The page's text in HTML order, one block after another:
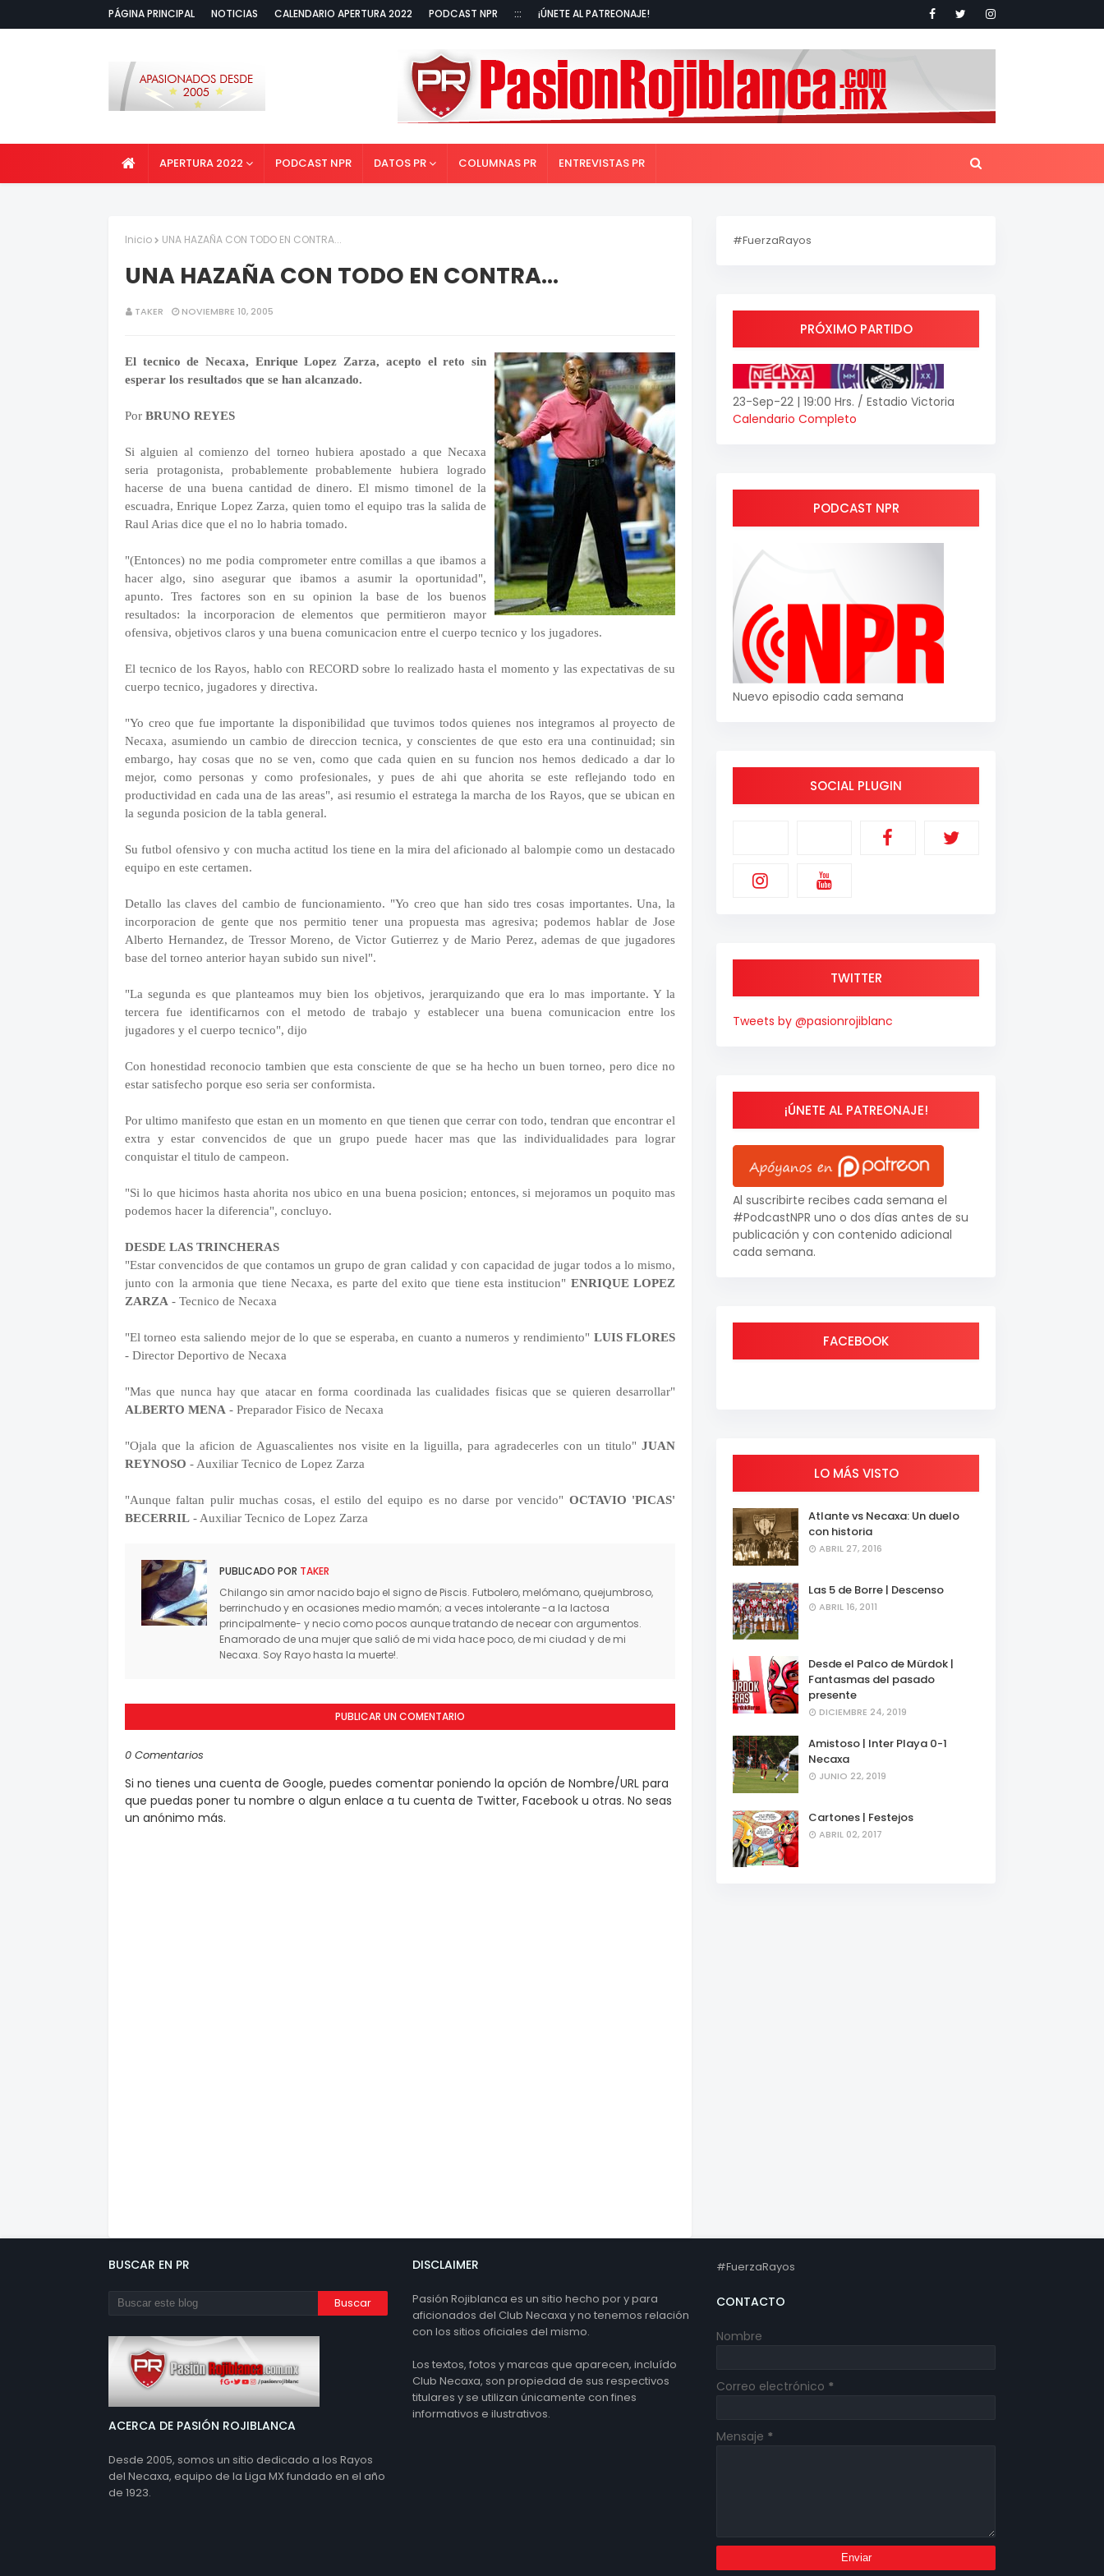
PÁGINA PRINCIPAL NOTICIAS CALENDARIO APERTURA 2022 PODCAST NPR ::: ¡ÚNETE AL PATREONAJE!
APERTURA 2022 PODCAST NPR DATOS PR COLUMNAS PR ENTREVISTAS PR
Inicio UNA HAZAÑA CON TODO EN CONTRA...
UNA HAZAÑA CON TODO EN CONTRA...
TAKER NOVIEMBRE 10, 2005
El tecnico de Necaxa, Enrique Lopez Zarza, acepto el reto sin
esperar los resultados que se han alcanzado.
Por BRUNO REYES
Si alguien al comienzo del torneo hubiera apostado a que Necaxa
seria protagonista, probablemente probablemente hubiera logrado
hacerse de una buena cantidad de dinero. El mismo timonel de la
escuadra, Enrique Lopez Zarza, quien tomo el equipo tras la salida de
Raul Arias dice que el no lo habria tomado.
"(Entonces) no me podia comprometer entre comillas a que ibamos a
hacer algo, sino asegurar que ibamos a asumir la oportunidad",
apunto. Tres factores son en su opinion la base de los buenos
resultados: la incorporacion de elementos que permitieron mayor
ofensiva, objetivos claros y una buena comunicacion entre el cuerpo tecnico y los jugadores.
El tecnico de los Rayos, hablo con RECORD sobre lo realizado hasta el momento y las expectativas de su
cuerpo tecnico, jugadores y directiva.
"Yo creo que fue importante la disponibilidad que tuvimos todos quienes nos integramos al proyecto de
Necaxa, asumiendo un cambio de direccion tecnica, y conscientes de que esto era una continuidad; sin
embargo, hay cosas que no se ven, como que cada quien en su funcion nos hemos dedicado a dar lo
mejor, como personas y como profesionales, y pues de ahi que ahorita se este reflejando todo en
productividad en cada una de las areas", asi resumio el estratega la marcha de los Rayos, que se ubican en
la segunda posicion de la tabla general.
Su futbol ofensivo y con mucha actitud los tiene en la mira del aficionado al balompie como un destacado
equipo en este certamen.
Detallo las claves del cambio de funcionamiento. "Yo creo que han sido tres cosas importantes. Una, la
incorporacion de gente que nos permitio tener una propuesta mas agresiva; podemos hablar de Jose
Alberto Hernandez, de Tressor Moreno, de Victor Gutierrez y de Mario Perez, ademas de que jugadores
base del torneo anterior hayan subido sun nivel".
"La segunda es que planteamos muy bien los objetivos, jerarquizando que era lo mas importante. Y la
tercera fue identificarnos con el metodo de trabajo y establecer una buena comunicacion entre los
jugadores y el cuerpo tecnico", dijo
Con honestidad reconocio tambien que esta consciente de que se ha hecho un buen torneo, pero dice no
estar satisfecho porque eso seria ser conformista.
Por ultimo manifesto que estan en un momento en que tienen que cerrar con todo, tendran que encontrar el
extra y estar convencidos de que un grupo puede hacer mas que las individualidades para lograr
conquistar el titulo de campeon.
"Si lo que hicimos hasta ahorita nos ubico en una buena posicion; entonces, si mejoramos un poquito mas
podemos hacer la diferencia", concluyo.
DESDE LAS TRINCHERAS
"Estar convencidos de que contamos un grupo de gran calidad y con capacidad de jugar todos a lo mismo,
junto con la armonia que tiene Necaxa, es parte del exito que tiene esta institucion" ENRIQUE LOPEZ
ZARZA - Tecnico de Necaxa
"El torneo esta saliendo mejor de lo que se esperaba, en cuanto a numeros y rendimiento" LUIS FLORES
- Director Deportivo de Necaxa
"Mas que nunca hay que atacar en forma coordinada las cualidades fisicas que se quieren desarrollar"
ALBERTO MENA - Preparador Fisico de Necaxa
"Ojala que la aficion de Aguascalientes nos visite en la liguilla, para agradecerles con un titulo" JUAN
REYNOSO - Auxiliar Tecnico de Lopez Zarza
"Aunque faltan pulir muchas cosas, el estilo del equipo es no darse por vencido" OCTAVIO 'PICAS'
BECERRIL - Auxiliar Tecnico de Lopez Zarza
PUBLICADO POR TAKER
Chilango sin amor nacido bajo el signo de Piscis. Futbolero, melómano, quejumbroso,
berrinchudo y en ocasiones medio mamón; a veces intolerante -a la lactosa
principalmente- y necio como pocos aunque tratando de necear con argumentos.
Enamorado de una mujer que salió de mi vida hace poco, de mi ciudad y de mi
Necaxa. Soy Rayo hasta la muerte!.
PUBLICAR UN COMENTARIO
0 Comentarios
Si no tienes una cuenta de Google, puedes comentar poniendo la opción de Nombre/URL para
que puedas poner tu nombre o algun enlace a tu cuenta de Twitter, Facebook u otras. No seas
un anónimo más.
#FuerzaRayos
PRÓXIMO PARTIDO
23-Sep-22 | 19:00 Hrs. / Estadio Victoria
Calendario Completo
PODCAST NPR
Nuevo episodio cada semana
SOCIAL PLUGIN
TWITTER
Tweets by @pasionrojiblanc
¡ÚNETE AL PATREONAJE!
Al suscribirte recibes cada semana el
#PodcastNPR uno o dos días antes de su
publicación y con contenido adicional
cada semana.
FACEBOOK
LO MÁS VISTO
Atlante vs Necaxa: Un duelo
con historia
ABRIL 27, 2016
Las 5 de Borre | Descenso
ABRIL 16, 2011
Desde el Palco de Mürdok |
Fantasmas del pasado
presente
DICIEMBRE 24, 2019
Amistoso | Inter Playa 0-1
Necaxa
JUNIO 22, 2019
Cartones | Festejos
ABRIL 02, 2017
BUSCAR EN PR
ACERCA DE PASIÓN ROJIBLANCA
Desde 2005, somos un sitio dedicado a los Rayos
del Necaxa, equipo de la Liga MX fundado en el año
de 1923.
DISCLAIMER
Pasión Rojiblanca es un sitio hecho por y para
aficionados del Club Necaxa y no tenemos relación
con los sitios oficiales del mismo.
Los textos, fotos y marcas que aparecen, incluído
Club Necaxa, son propiedad de sus respectivos
titulares y se utilizan únicamente con fines
informativos e ilustrativos.
#FuerzaRayos
CONTACTO
Nombre
Correo electrónico *
Mensaje *